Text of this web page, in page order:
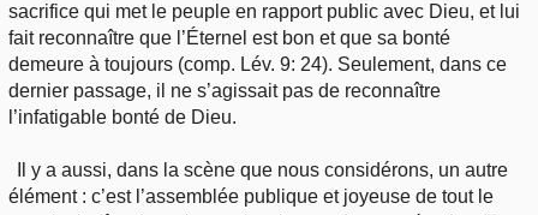
sacrifice qui met le peuple en rapport public avec Dieu, et lui
fait reconnaître que l’Éternel est bon et que sa bonté
demeure à toujours (comp. Lév. 9: 24). Seulement, dans ce
dernier passage, il ne s’agissait pas de reconnaître
l’infatigable bonté de Dieu.
Il y a aussi, dans la scène que nous considérons, un autre
élément : c’est l’assemblée publique et joyeuse de tout le